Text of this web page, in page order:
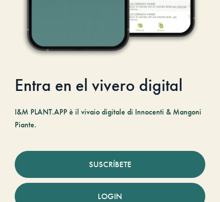
Entra en el vivero digital
I&M PLANT.APP è il vivaio digitale di Innocenti & Mangoni
Piante.
SUSCRÍBETE
LOGIN